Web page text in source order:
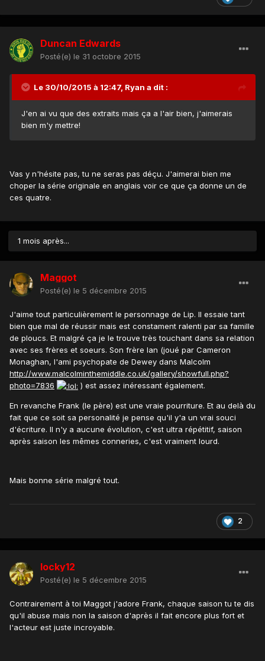
Duncan Edwards
Posté(e) le 31 octobre 2015
Le 30/10/2015 à 12:47, Ryan a dit :
J'en ai vu que des extraits mais ça a l'air bien, j'aimerais
bien m'y mettre!
Vas y n'hésite pas, tu ne seras pas déçu. J'aimerai bien me
choper la série originale en anglais voir ce que ça donne un de
ces quatre.
1 mois après...
Maggot
Posté(e) le 5 décembre 2015
J'aime tout particulièrement le personnage de Lip. Il essaie tant
bien que mal de réussir mais est constament ralenti par sa famille
de ploucs. Et malgré ça je le trouve très touchant dans sa relation
avec ses frères et soeurs. Son frère Ian (joué par Cameron
Monaghan, l'ami psychopate de Dewey dans Malcolm
http://www.malcolminthemiddle.co.uk/gallery/showfull.php?
photo=7836
) est assez inéressant également.
En revanche Frank (le père) est une vraie pourriture. Et au delà du
fait que ce soit sa personalité je pense qu'il y'a un vrai souci
d'écriture. Il n'y a aucune évolution, c'est ultra répétitif, saison
après saison les mêmes conneries, c'est vraiment lourd.
Mais bonne série malgré tout.
2
locky12
Posté(e) le 5 décembre 2015
Contrairement à toi Maggot j'adore Frank, chaque saison tu te dis
qu'il abuse mais non la saison d'après il fait encore plus fort et
l'acteur est juste incroyable.